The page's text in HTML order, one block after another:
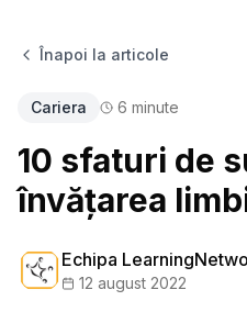
Înapoi la articole
Cariera 6 minute
10 sfaturi de
învățarea
Echipa
12 august 2022